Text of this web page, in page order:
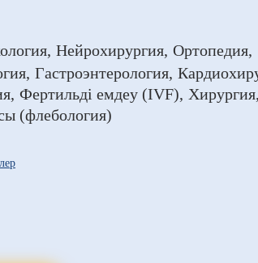
Нейрохирургия Ортопедия
Гастроэнтерология
Фертильді емдеу (IVF) Хирургия
(флебология)